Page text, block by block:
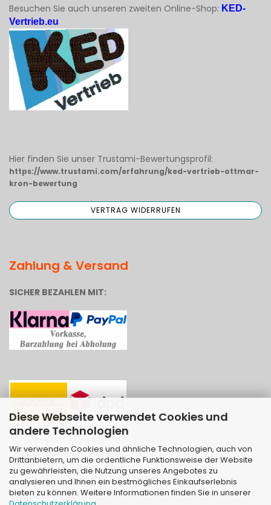
Diese Webseite verwendet Cookies und
andere Technologien
Wir verwenden Cookies und ähnliche Technologien, auch von
Drittanbietern, um die ordentliche Funktionsweise der Website
zu gewährleisten, die Nutzung unseres Angebotes zu
analysieren und Ihnen ein bestmögliches Einkaufserlebnis
bieten zu können. Weitere Informationen finden Sie in unserer
Besuchen Sie auch unseren zweiten Online-Shop: KED-
Vertrieb.eu
Hier finden Sie unser Trustami-Bewertungsprofil:
https://www.trustami.com/erfahrung/ked-vertrieb-ottmar-
kron-bewertung
Zahlung & Versand
SICHER BEZAHLEN MIT: